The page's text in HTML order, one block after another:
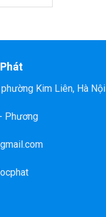
Kim Liên, Hà Nội
Phương